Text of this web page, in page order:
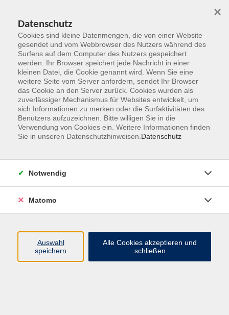
Zum Hauptinhalt springen
Der Kurs konnte nicht gefunden werden.
Erich-Kästner-Str. 5
65232 Taunusstein
info@vhs-rtk.de
Tel: 06128-92770
Datenschutz
Cookies sind kleine Datenmengen, die von einer Website
gesendet und vom Webbrowser des Nutzers während des
Surfens auf dem Computer des Nutzers gespeichert
werden. Ihr Browser speichert jede Nachricht in einer
kleinen Datei, die Cookie genannt wird. Wenn Sie eine
weitere Seite vom Server anfordern, sendet Ihr Browser
das Cookie an den Server zurück. Cookies wurden als
zuverlässiger Mechanismus für Websites entwickelt, um
sich Informationen zu merken oder die Surfaktivitäten des
Benutzers aufzuzeichnen. Bitte willigen Sie in die
Verwendung von Cookies ein. Weitere Informationen finden
Sie in unseren Datenschutzhinweisen. Datenschutz
×
Notwendig
Matomo
Auswahl
speichern
Alle Cookies akzeptieren und
schließen